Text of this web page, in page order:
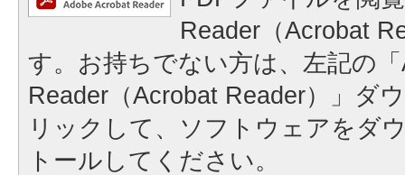
Reader（Acrobat
す。お持ちでない方は、左記の
Reader（Acrobat Reader）」ダ
リックして、ソフトウェアをダ
トールしてください。